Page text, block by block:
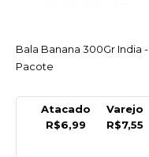
ACESSAR
Bala Banana 300Gr India -
Pacote
Atacado
R$6,99
Varejo
R$7,55